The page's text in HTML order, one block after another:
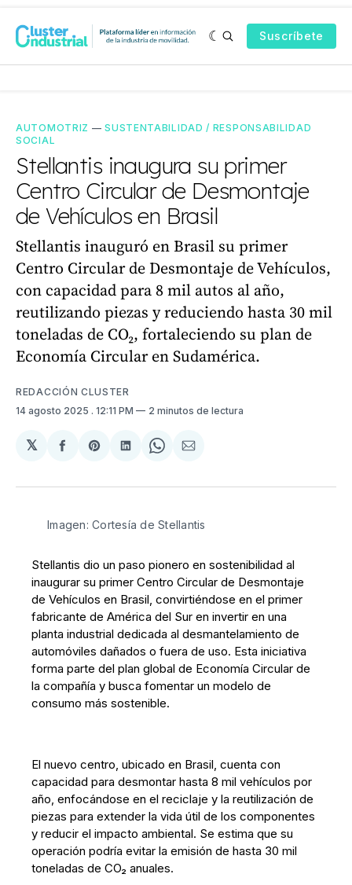
Suscríbete
AUTOMOTRIZ —SUSTENTABILIDAD / RESPONSABILIDAD
SOCIAL
Stellantis inaugura su primer
Centro Circular de Desmontaje
de Vehículos en Brasil
Stellantis inauguró en Brasil su primer
Centro Circular de Desmontaje de Vehículos,
con capacidad para 8 mil autos al año,
reutilizando piezas y reduciendo hasta 30 mil
toneladas de CO₂, fortaleciendo su plan de
Economía Circular en Sudamérica.
REDACCIÓN CLUSTER
14 agosto 2025 . 12:11 PM 2 minutos de lectura
𝕏
Compartir
Facebook
Share
Pinterest
Compartir
LinkedIn
Share
WhatsApp
Compartir
Email
Imagen: Cortesía de Stellantis
Stellantis dio un paso pionero en sostenibilidad al
inaugurar su primer Centro Circular de Desmontaje
de Vehículos en Brasil, convirtiéndose en el primer
fabricante de América del Sur en invertir en una
planta industrial dedicada al desmantelamiento de
automóviles dañados o fuera de uso. Esta iniciativa
forma parte del plan global de Economía Circular de
la compañía y busca fomentar un modelo de
consumo más sostenible.
El nuevo centro, ubicado en Brasil, cuenta con
capacidad para desmontar hasta 8 mil vehículos por
año, enfocándose en el reciclaje y la reutilización de
piezas para extender la vida útil de los componentes
y reducir el impacto ambiental. Se estima que su
operación podría evitar la emisión de hasta 30 mil
toneladas de CO₂ anuales.